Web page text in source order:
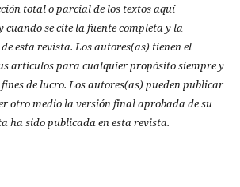
total o parcial de los textos aquí
cuando se cite la fuente completa y la
esta revista. Los autores(as) tienen el
artículos para cualquier propósito siempre y
de lucro. Los autores(as) pueden publicar
otro medio la versión final aprobada de su
ha sido publicada en esta revista.